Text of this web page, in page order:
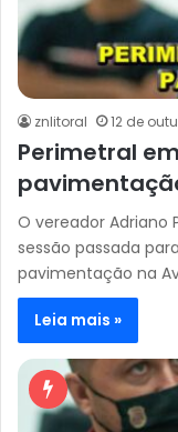
znlitoral 12 de
Perimetral
O vereador Adriano
sessão passada
pavimentação na
Leia mais »